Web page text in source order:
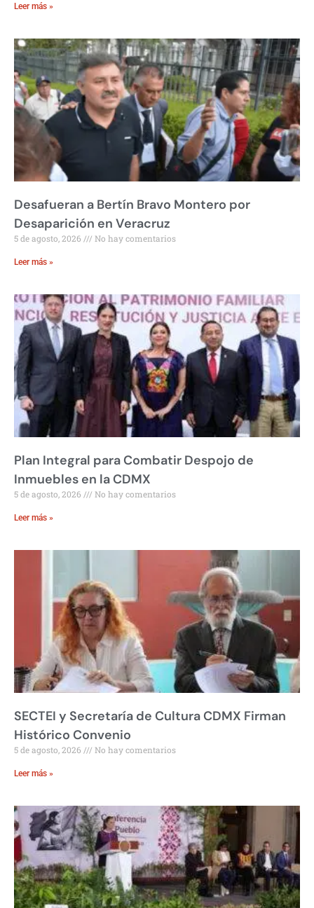
Leer más »
Desafueran a Bertín Bravo Montero por
Desaparición en Veracruz
5 de agosto, 2026 No hay comentarios
Leer más »
Plan Integral para Combatir Despojo de
Inmuebles en la CDMX
5 de agosto, 2026 No hay comentarios
Leer más »
SECTEI y Secretaría de Cultura CDMX Firman
Histórico Convenio
5 de agosto, 2026 No hay comentarios
Leer más »